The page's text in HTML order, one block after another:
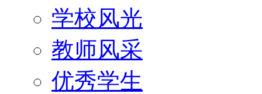
学校风光
教师风采
优秀学生